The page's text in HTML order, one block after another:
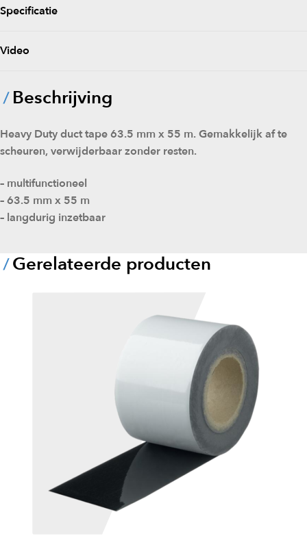
Specificatie
Video
Beschrijving
Heavy Duty duct tape 63.5 mm x 55 m. Gemakkelijk af te
scheuren, verwijderbaar zonder resten.
– multifunctioneel
– 63.5 mm x 55 m
– langdurig inzetbaar
Gerelateerde producten